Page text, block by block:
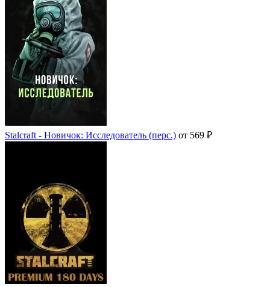
Stalcraft - Новичок: Исследователь (перс.) от 569 ₽